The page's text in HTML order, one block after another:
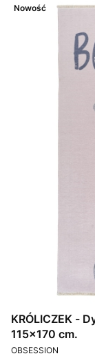
Nowość
KRÓLICZEK -
115x170 cm.
PRODUCENT
OBSESSION